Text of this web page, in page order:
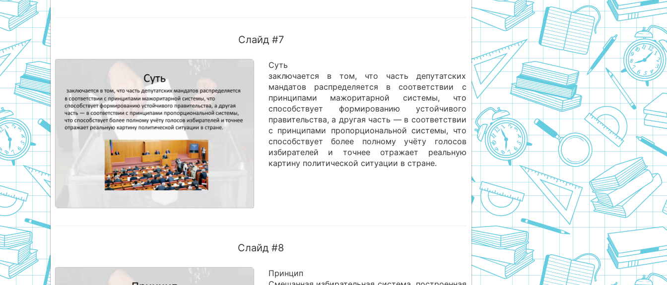
Слайд #7
Суть
заключается в том, что часть депутатских
мандатов распределяется в соответствии с
принципами мажоритарной системы, что
способствует формированию устойчивого
правительства, а другая часть — в соответствии
с принципами пропорциональной системы, что
способствует более полному учёту голосов
избирателей и точнее отражает реальную
картину политической ситуации в стране.
Слайд #8
Принцип